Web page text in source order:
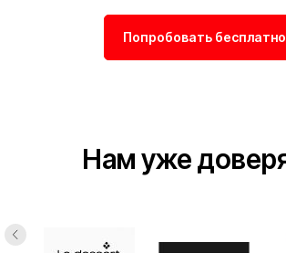
Попробовать бесплатно
Нам уже